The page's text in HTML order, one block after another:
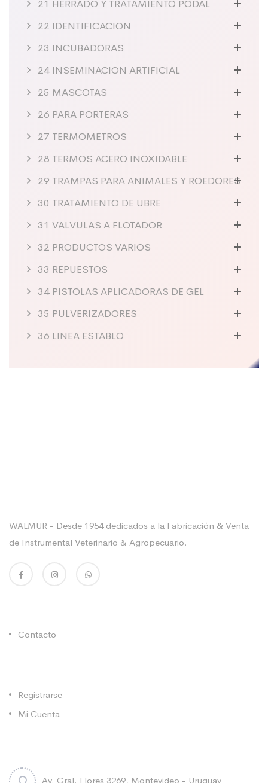
21 HERRADO Y TRATAMIENTO PODAL
22 IDENTIFICACION
23 INCUBADORAS
24 INSEMINACION ARTIFICIAL
25 MASCOTAS
26 PARA PORTERAS
27 TERMOMETROS
28 TERMOS ACERO INOXIDABLE
29 TRAMPAS PARA ANIMALES Y ROEDORES
30 TRATAMIENTO DE UBRE
31 VALVULAS A FLOTADOR
32 PRODUCTOS VARIOS
33 REPUESTOS
34 PISTOLAS APLICADORAS DE GEL
35 PULVERIZADORES
36 LINEA ESTABLO
WALMUR - Desde 1954 dedicados a la Fabricación & Venta
de Instrumental Veterinario & Agropecuario.
Contacto
Registrarse
Mi Cuenta
Av. Gral. Flores 3269, Montevideo - Uruguay